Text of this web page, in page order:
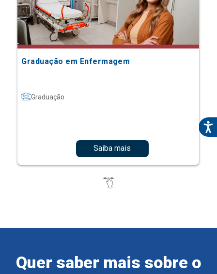
Graduação em Enfermagem
Graduação
Saiba mais
Quer saber mais sobre o